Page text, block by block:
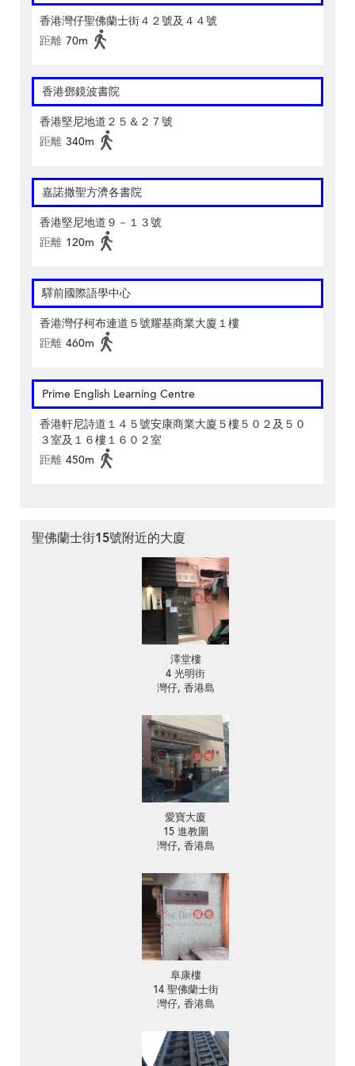
香港灣仔聖佛蘭士街４２號及４４號
距離 70m
香港鄧鏡波書院
香港堅尼地道２５＆２７號
距離 340m
嘉諾撒聖方濟各書院
香港堅尼地道９－１３號
距離 120m
驛前國際語學中心
香港灣仔柯布連道５號耀基商業大廈１樓
距離 460m
Prime English Learning Centre
香港軒尼詩道１４５號安康商業大廈５樓５０２及５０
３室及１６樓１６０２室
距離 450m
聖佛蘭士街15號附近的大廈
澤堂樓
4 光明街
灣仔, 香港島
愛寶大廈
15 進教圍
灣仔, 香港島
阜康樓
14 聖佛蘭士街
灣仔, 香港島